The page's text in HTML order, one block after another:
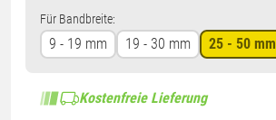
Für Bandbreite:
9 - 19 mm 19 - 30 mm 25 - 50 mm
Kostenfreie Lieferung